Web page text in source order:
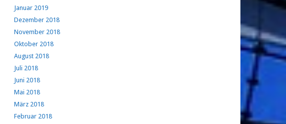
Januar 2019
Dezember 2018
November 2018
Oktober 2018
August 2018
Juli 2018
Juni 2018
Mai 2018
März 2018
Februar 2018